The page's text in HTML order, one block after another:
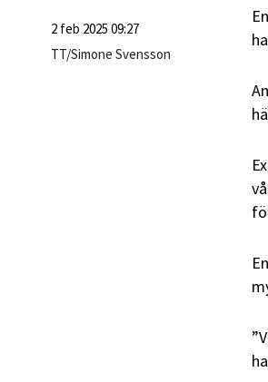
2 feb 2025 09:27
TT/Simone Svensson